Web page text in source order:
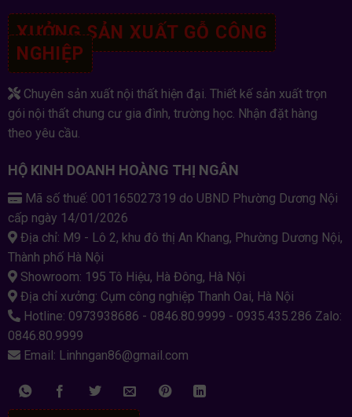
XƯỞNG SẢN XUẤT GỖ CÔNG
NGHIỆP
Chuyên sản xuất nội thất hiện đại. Thiết kế sản xuất trọn
gói nội thất chung cư gia đình, trường học. Nhận đặt hàng
theo yêu cầu.
HỘ KINH DOANH HOÀNG THỊ NGÂN
Mã số thuế: 001165027319 do UBND Phường Dương Nội
cấp ngày 14/01/2026
Địa chỉ: M9 - Lô 2, khu đô thị An Khang, Phường Dương Nội,
Thành phố Hà Nội
Showroom: 195 Tô Hiệu, Hà Đông, Hà Nội
Địa chỉ xưởng: Cụm công nghiệp Thanh Oai, Hà Nội
Hotline: 0973938686 - 0846.80.9999 - 0935.435.286 Zalo:
0846.80.9999
Email: Linhngan86@gmail.com